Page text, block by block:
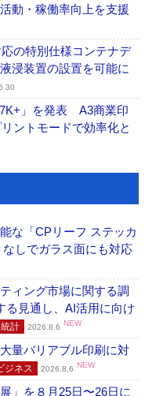
動・稼働率向上を支援
の特別仕様コンテナデ
浸装置の設置を可能に
」を発表 A3商業印
ントモードで効率化と
な「CPリーフ ステッカ
しでガラス面にも対応
ィング市場に関する調
見通し、AI活用に向け
計 2026.8.6 NEW
量バリアブル印刷に対
ジネス 2026.8.6 NEW
」を８月25日〜26日に